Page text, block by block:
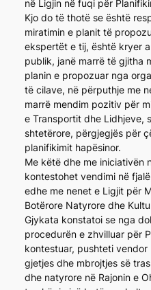
në Ligjin në fuqi për
Kjo do të thotë se është
miratimin e planit të
ekspertët e tij, është kryer
publik, janë marrë të gjitha
planin e propozuar nga
të cilave, në përputhje me
marrë mendim pozitiv për
e Transportit dhe Lidhjeve,
shtetërore, përgjegjës për
planifikimit hapësinor.
Me këtë dhe me iniciativën
kontestohet vendimi në
edhe me nenet e Ligjit për
Botërore Natyrore dhe
Gjykata konstatoi se nga
procedurën e zhvilluar për
kontestuar, pushteti
gjetjes dhe mbrojtjes së
dhe natyrore në Rajonin e